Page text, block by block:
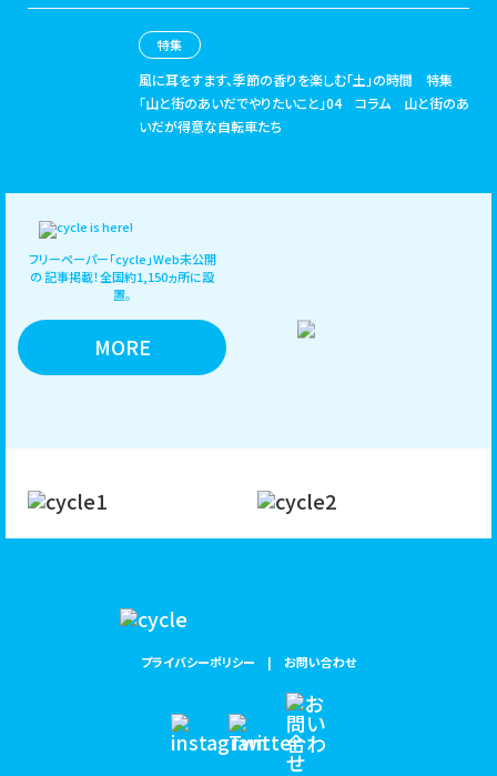
特集
風に耳をすます、季節の香りを楽しむ「土」の時間 特集
「山と街のあいだでやりたいこと」04 コラム 山と街のあ
いだが得意な自転車たち
フリーペーパー「cycle」Web未公開
の記事掲載！全国約1,150ヵ所に設
置。
MORE
プライバシーポリシー お問い合わせ